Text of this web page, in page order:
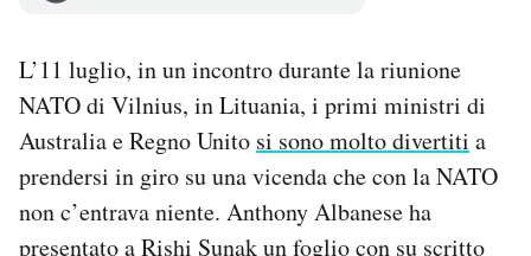
Area Personale
Newsletter
Notifiche mobile
Regala il Post
Hai bisogno di aiuto?
L’11 luglio, in un incontro durante la riunione
NATO di Vilnius, in Lituania, i primi ministri di
Australia e Regno Unito si sono molto divertiti a
prendersi in giro su una vicenda che con la NATO
non c’entrava niente. Anthony Albanese ha
presentato a Rishi Sunak un foglio con su scritto